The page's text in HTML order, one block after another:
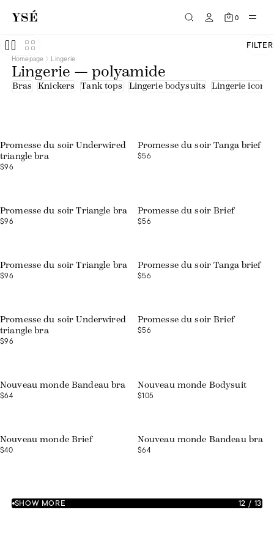
0
FILTER
Homepage Lingerie
Lingerie — polyamide
Bras Knickers Tank tops Lingerie bodysuits Lingerie icons
Promesse du soir Underwired
triangle bra
$96
Promesse du soir Tanga brief
$56
Promesse du soir Triangle bra
$96
Promesse du soir Brief
$56
Promesse du soir Triangle bra
$96
Promesse du soir Tanga brief
$56
Promesse du soir Underwired
triangle bra
$96
Promesse du soir Brief
$56
Nouveau monde Bandeau bra
$64
Nouveau monde Bodysuit
$105
Nouveau monde Brief
$40
Nouveau monde Bandeau bra
$64
SHOW MORE 12 / 13